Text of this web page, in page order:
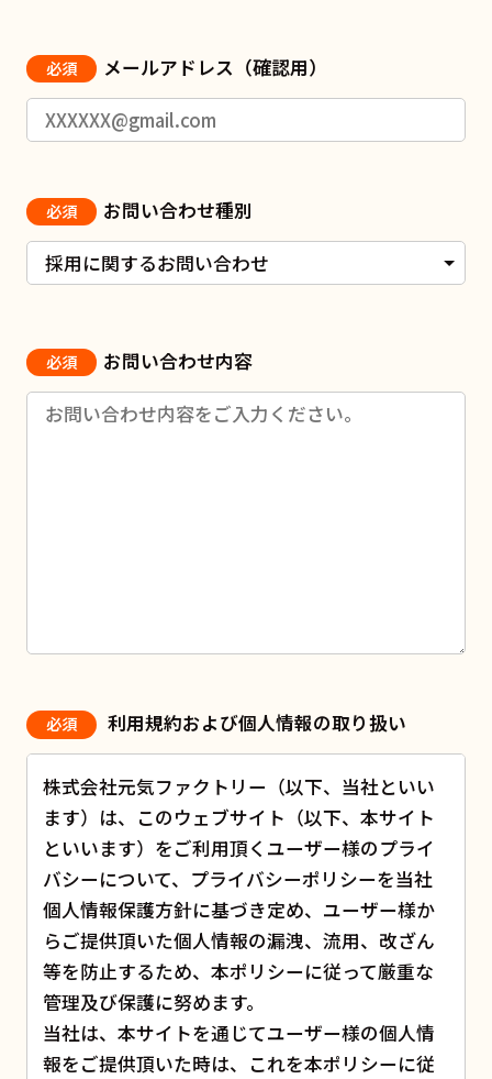
必須 メールアドレス（確認用）
必須 お問い合わせ種別
必須 お問い合わせ内容
必須 利用規約および個人情報の取り扱い
株式会社元気ファクトリー（以下、当社といい
ます）は、このウェブサイト（以下、本サイト
といいます）をご利用頂くユーザー様のプライ
バシーについて、プライバシーポリシーを当社
個人情報保護方針に基づき定め、ユーザー様か
らご提供頂いた個人情報の漏洩、流用、改ざん
等を防止するため、本ポリシーに従って厳重な
管理及び保護に努めます。
当社は、本サイトを通じてユーザー様の個人情
報をご提供頂いた時は、これを本ポリシーに従